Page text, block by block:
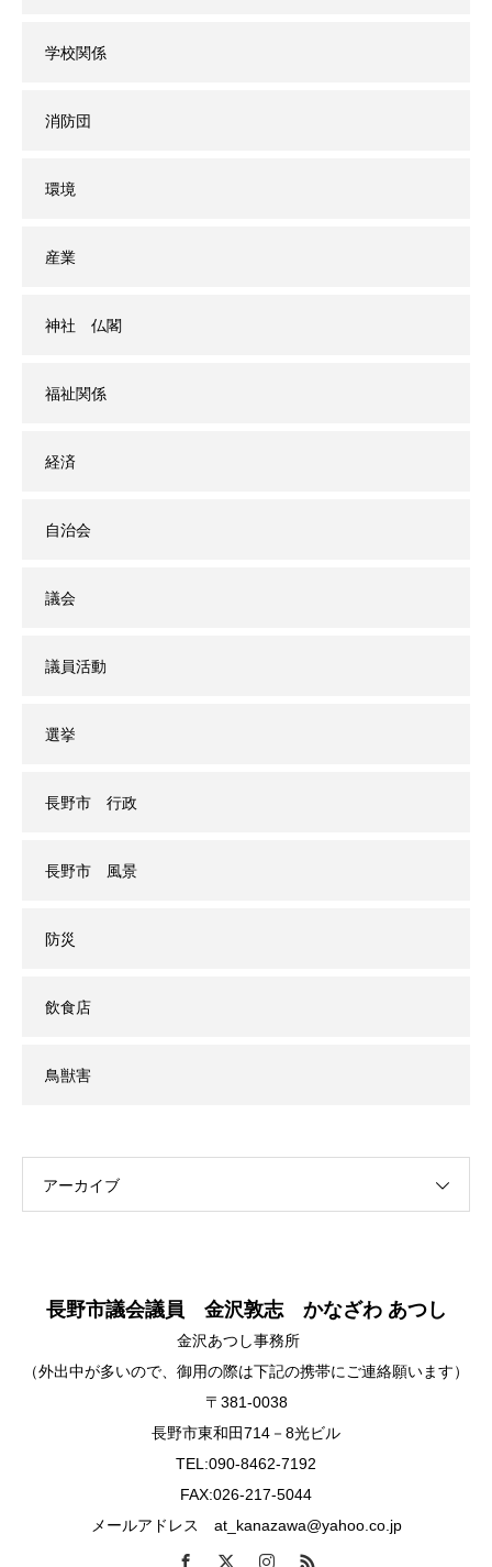
学校関係
消防団
環境
産業
神社 仏閣
福祉関係
経済
自治会
議会
議員活動
選挙
長野市 行政
長野市 風景
防災
飲食店
鳥獣害
アーカイブ
長野市議会議員 金沢敦志 かなざわ あつし
金沢あつし事務所
（外出中が多いので、御用の際は下記の携帯にご連絡願います）
〒381-0038
長野市東和田714－8光ビル
TEL:090-8462-7192
FAX:026-217-5044
メールアドレス at_kanazawa@yahoo.co.jp